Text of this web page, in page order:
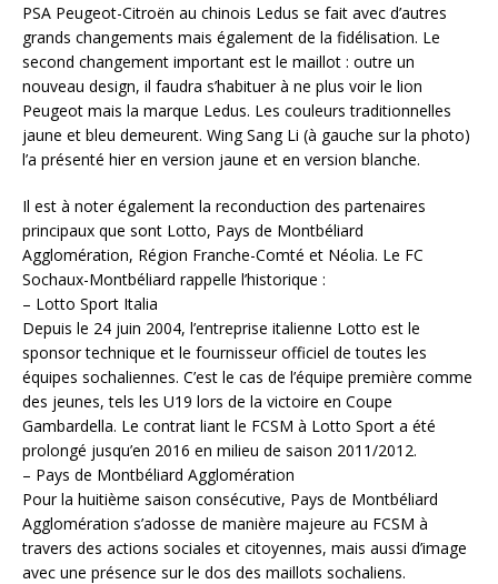
PSA Peugeot-Citroën au chinois Ledus se fait avec d’autres
grands changements mais également de la fidélisation. Le
second changement important est le maillot : outre un
nouveau design, il faudra s’habituer à ne plus voir le lion
Peugeot mais la marque Ledus. Les couleurs traditionnelles
jaune et bleu demeurent. Wing Sang Li (à gauche sur la photo)
l’a présenté hier en version jaune et en version blanche.
Il est à noter également la reconduction des partenaires
principaux que sont Lotto, Pays de Montbéliard
Agglomération, Région Franche-Comté et Néolia. Le FC
Sochaux-Montbéliard rappelle l’historique :
– Lotto Sport Italia
Depuis le 24 juin 2004, l’entreprise italienne Lotto est le
sponsor technique et le fournisseur officiel de toutes les
équipes sochaliennes. C’est le cas de l’équipe première comme
des jeunes, tels les U19 lors de la victoire en Coupe
Gambardella. Le contrat liant le FCSM à Lotto Sport a été
prolongé jusqu’en 2016 en milieu de saison 2011/2012.
– Pays de Montbéliard Agglomération
Pour la huitième saison consécutive, Pays de Montbéliard
Agglomération s’adosse de manière majeure au FCSM à
travers des actions sociales et citoyennes, mais aussi d’image
avec une présence sur le dos des maillots sochaliens.